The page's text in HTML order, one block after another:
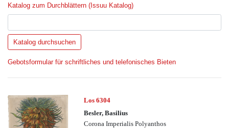
Katalog zum Durchblättern (Issuu Katalog)
Gebotsformular für schriftliches und telefonisches Bieten
Los 6304
Besler, Basilius
Corona Imperialis Polyanthos